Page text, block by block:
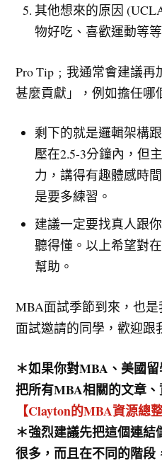
其他想來的原因
物好吃、喜歡運動等
Pro Tip﹔我通常會建議
甚麼貢獻」，例如擔任哪
剩下的就是邏輯架構
壓在2.5-3分鐘內，但
力，講得有趣體感時
是要多練習。
建議一定要找真人跟
聽得懂。以上希望對
幫助。
MBA面試季節到來，也
面試邀請的同學，歡迎跟
＊如果你對MBA、美國
把所有MBA相關的文章、
【Clayton的MBA資源總整
＊強烈建議先把這個連
很多，而且在不同的階